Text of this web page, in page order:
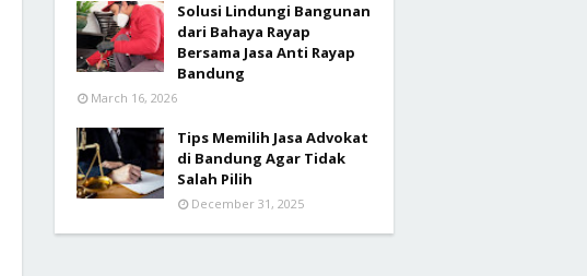
Solusi Lindungi Bangunan
dari Bahaya Rayap
Bersama Jasa Anti Rayap
Bandung
March 16, 2026
Tips Memilih Jasa Advokat
di Bandung Agar Tidak
Salah Pilih
December 31, 2025